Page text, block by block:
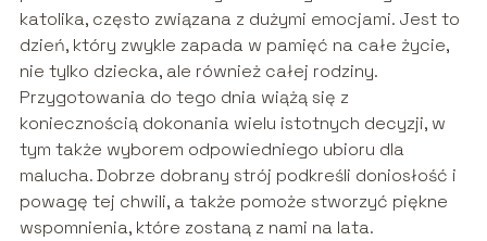
katolika, często związana z dużymi emocjami. Jest to
dzień, który zwykle zapada w pamięć na całe życie,
nie tylko dziecka, ale również całej rodziny.
Przygotowania do tego dnia wiążą się z
koniecznością dokonania wielu istotnych decyzji, w
tym także wyborem odpowiedniego ubioru dla
malucha. Dobrze dobrany strój podkreśli doniosłość i
powagę tej chwili, a także pomoże stworzyć piękne
wspomnienia, które zostaną z nami na lata.